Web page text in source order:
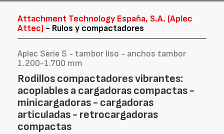
Attachment Technology España, S.A. (Aplec
Attec) - Rulos y compactadores
Aplec Serie S - tambor liso - anchos tambor
1.200-1.700 mm
Rodillos compactadores vibrantes:
acoplables a cargadoras compactas -
minicargadoras - cargadoras
articuladas - retrocargadoras
compactas